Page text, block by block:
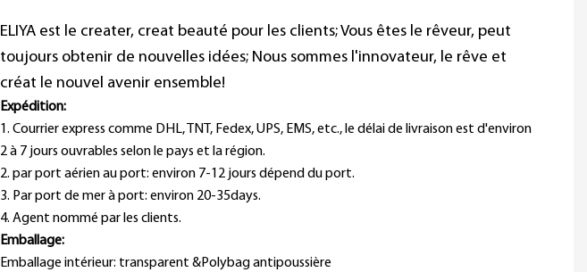
ELIYA est le creater, creat beauté pour les clients; Vous êtes le rêveur, peut
toujours obtenir de nouvelles idées; Nous sommes l'innovateur, le rêve et
créat le nouvel avenir ensemble!
Expédition:
1. Courrier express comme DHL, TNT, Fedex, UPS, EMS, etc., le délai de livraison est d'environ
2 à 7 jours ouvrables selon le pays et la région.
2. par port aérien au port: environ 7-12 jours dépend du port.
3. Par port de mer à port: environ 20-35days.
4. Agent nommé par les clients.
Emballage:
Emballage intérieur: transparent &Polybag antipoussière